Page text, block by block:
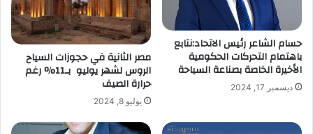
حسام الشاعر رئيس الاتحاد:نتابع
باهتمام التحركات الحكومية
الأخيرة الخاصة بصناعة السياحة
ديسمبر 17, 2024
مصر الثانية في حجوزات السياح
الروس لشهر يوليو بـ11% رغم
حرارة الصيف
يوليو 8, 2024